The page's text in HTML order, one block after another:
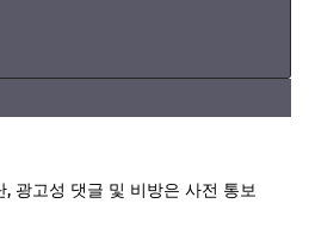
광고성 댓글 및 비방은 사전 통보